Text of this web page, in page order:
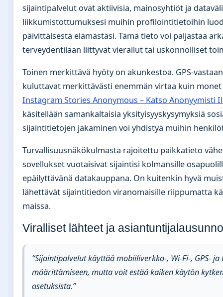
sijaintipalvelut ovat aktiivisia, mainosyhtiöt ja
liikkumistottumuksesi muihin profilointitietoihin
päivittäisestä elämästäsi. Tämä tieto voi paljastaa
terveydentilaan liittyvät vierailut tai uskonnolliset
Toinen merkittävä hyöty on akunkestoa. GPS-
kuluttavat merkittävästi enemmän virtaa kuin
Instagram Stories Anonymous – Katso Anonyymisti
käsitellään samankaltaisia yksityisyyskysymyksiä
sijaintitietojen jakaminen voi yhdistyä muihin
Turvallisuusnäkökulmasta rajoitettu paikkatieto
sovellukset vuotaisivat sijaintisi kolmansille
epäilyttävänä datakauppana. On kuitenkin hyvä
lähettävät sijaintitiedon viranomaisille riippumatta
maissa.
Viralliset lähteet ja
“Sijaintipalvelut käyttää mobiiliverkko-, Wi-Fi-, GPS-
määrittämiseen, mutta voit estää kaiken käytön
asetuksista.”